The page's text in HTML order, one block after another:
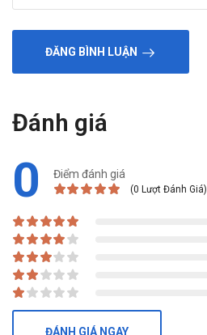
ĐĂNG BÌNH LUẬN
Đánh giá
0 Điểm đánh giá
(0 Lượt Đánh Giá)
ĐÁNH GIÁ NGAY